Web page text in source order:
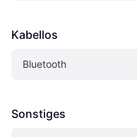
Kabellos
Bluetooth
Sonstiges